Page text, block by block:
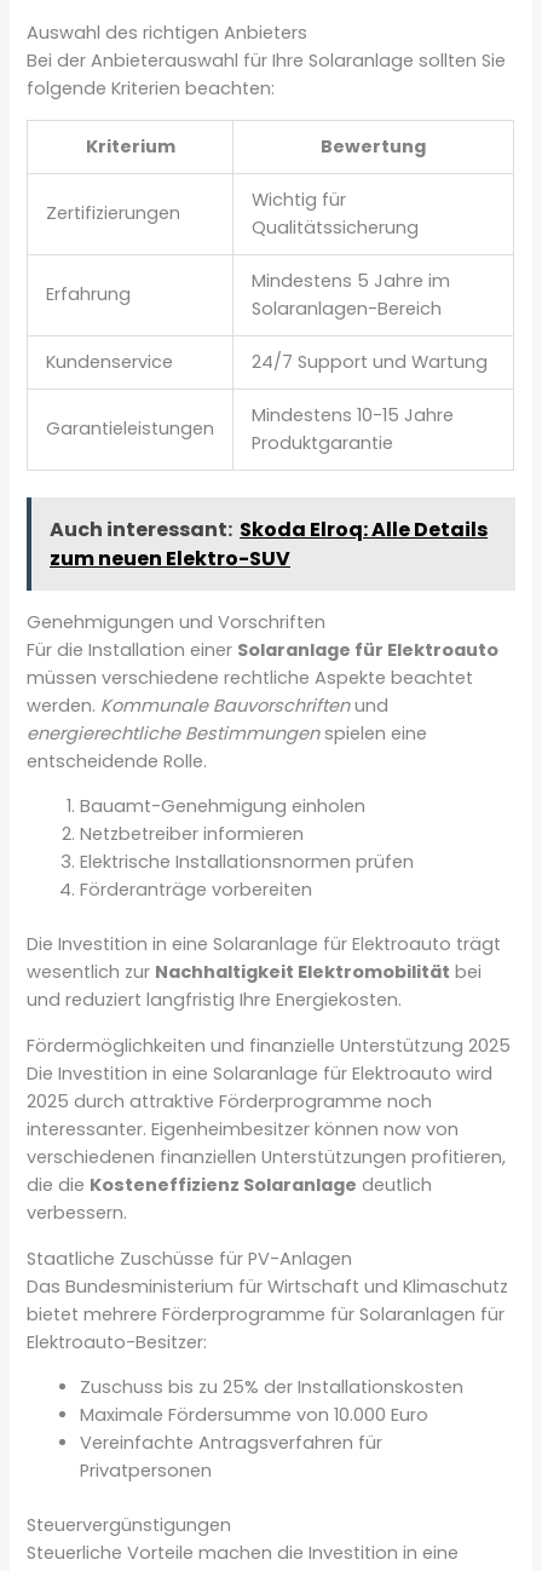
Auswahl des richtigen Anbieters
Bei der Anbieterauswahl für Ihre Solaranlage sollten Sie
folgende Kriterien beachten:
Kriterium Bewertung
Zertifizierungen
Wichtig für
Qualitätssicherung
Erfahrung
Mindestens 5 Jahre im
Solaranlagen-Bereich
Kundenservice 24/7 Support und Wartung
Garantieleistungen
Mindestens 10-15 Jahre
Produktgarantie
Auch interessant: Skoda Elroq: Alle Details
zum neuen Elektro-SUV
Genehmigungen und Vorschriften
Für die Installation einer Solaranlage für Elektroauto
müssen verschiedene rechtliche Aspekte beachtet
werden. Kommunale Bauvorschriftenund
energierechtliche Bestimmungenspielen eine
entscheidende Rolle.
Bauamt-Genehmigung einholen
Netzbetreiber informieren
Elektrische Installationsnormen prüfen
Förderanträge vorbereiten
Die Investition in eine Solaranlage für Elektroauto trägt
wesentlich zur Nachhaltigkeit Elektromobilität bei
und reduziert langfristig Ihre Energiekosten.
Fördermöglichkeiten und finanzielle Unterstützung 2025
Die Investition in eine Solaranlage für Elektroauto wird
2025 durch attraktive Förderprogramme noch
interessanter. Eigenheimbesitzer können now von
verschiedenen finanziellen Unterstützungen profitieren,
die die Kosteneffizienz Solaranlage deutlich
verbessern.
Staatliche Zuschüsse für PV-Anlagen
Das Bundesministerium für Wirtschaft und Klimaschutz
bietet mehrere Förderprogramme für Solaranlagen für
Elektroauto-Besitzer:
Zuschuss bis zu 25% der Installationskosten
Maximale Fördersumme von 10.000 Euro
Vereinfachte Antragsverfahren für
Privatpersonen
Steuervergünstigungen
Steuerliche Vorteile machen die Investition in eine